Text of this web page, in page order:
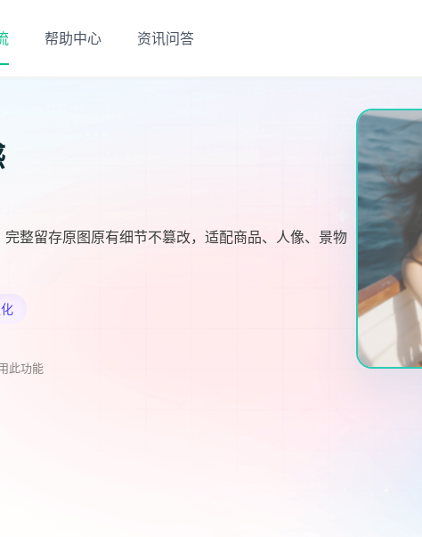
帮助中心 资讯问答
整留存原图原有细节不篡改，适配商品、人像、景物
此功能